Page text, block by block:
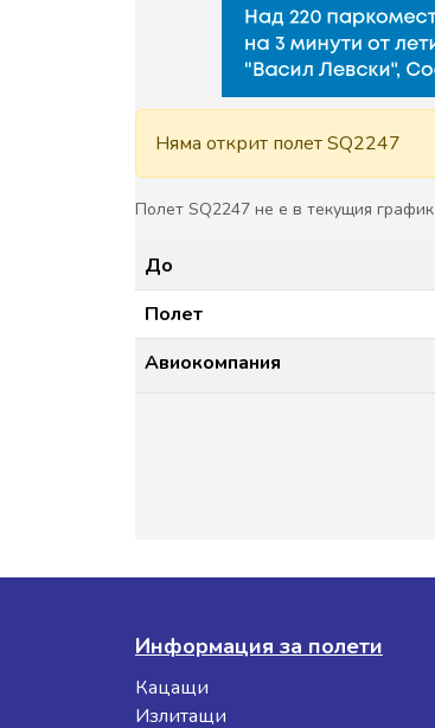
Няма открит полет SQ2247
Полет SQ2247 не е в текущия график
До
Полет
Авиокомпания
Информация за полети
Кацащи
Излитащи